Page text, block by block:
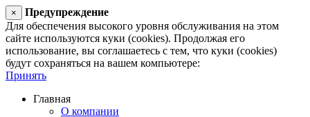
×
Предупреждение
Для обеспечения высокого уровня обслуживания на этом
сайте используются куки (cookies). Продолжая его
использование, вы соглашаетесь с тем, что куки (cookies)
будут сохраняться на вашем компьютере:
Принять
Главная
О компании